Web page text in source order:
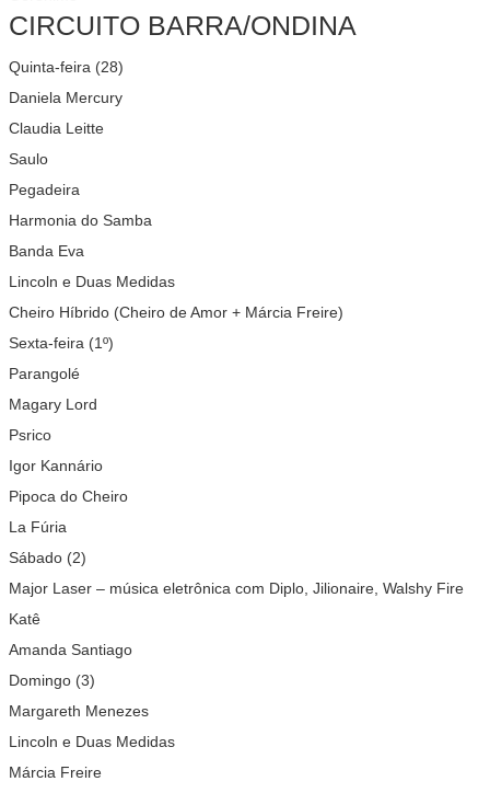
CIRCUITO BARRA/ONDINA
Quinta-feira (28)
Daniela Mercury
Claudia Leitte
Saulo
Pegadeira
Harmonia do Samba
Banda Eva
Lincoln e Duas Medidas
Cheiro Híbrido (Cheiro de Amor + Márcia Freire)
Sexta-feira (1º)
Parangolé
Magary Lord
Psrico
Igor Kannário
Pipoca do Cheiro
La Fúria
Sábado (2)
Major Laser – música eletrônica com Diplo, Jilionaire, Walshy Fire
Katê
Amanda Santiago
Domingo (3)
Margareth Menezes
Lincoln e Duas Medidas
Márcia Freire